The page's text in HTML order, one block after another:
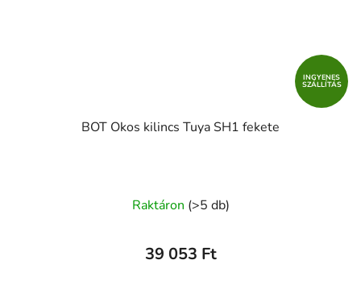
INGYENES
SZÁLLÍTÁS
BOT Okos kilincs Tuya SH1 fekete
Raktáron (>5 db)
39 053 Ft